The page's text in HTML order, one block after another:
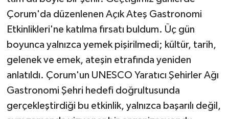
Çorum'da düzenlenen Açık Ateş Gastronomi
Etkinlikleri'ne katılma fırsatı buldum. Üç gün
boyunca yalnızca yemek pişirilmedi; kültür, tarih,
gelenek ve emek, ateşin etrafında yeniden
anlatıldı. Çorum'un UNESCO Yaratıcı Şehirler Ağı
Gastronomi Şehri hedefi doğrultusunda
gerçekleştirdiği bu etkinlik, yalnızca başarılı değil,